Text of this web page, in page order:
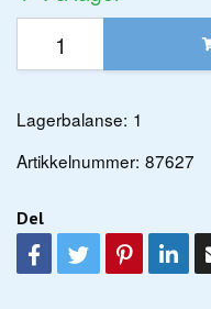
Lagerbalanse: 1
Artikkelnummer: 87627
Del